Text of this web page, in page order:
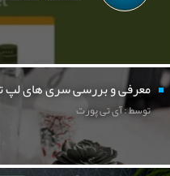
معرفی و بررسی سری های
توسط : آی تی پورت